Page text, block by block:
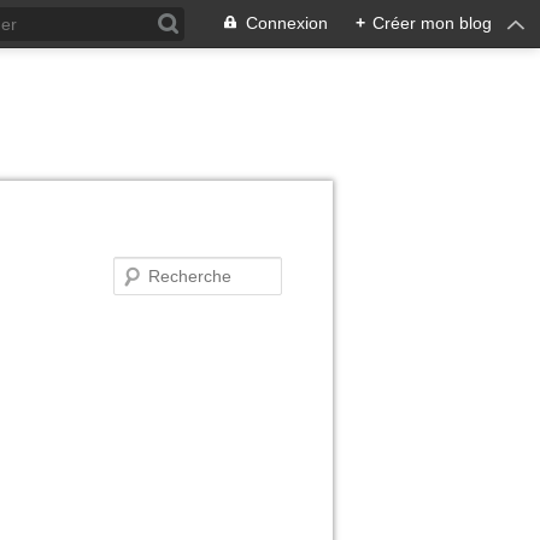
Connexion + Créer mon blog